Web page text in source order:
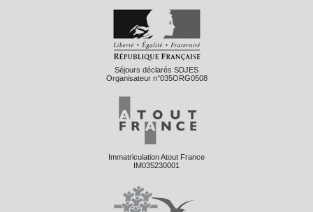
Séjours déclarés SDJES
Organisateur n°035ORG0508
Immatriculation Atout France
IM035230001